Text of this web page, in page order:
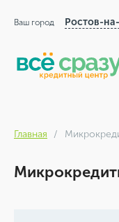
Ваш город Ростов-
Главная